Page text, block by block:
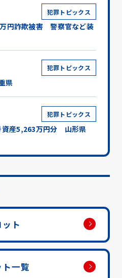
犯罪トピックス
円詐欺被害 警察官など装
犯罪トピックス
県
犯罪トピックス
産5,263万円分 山形県
ト
一覧